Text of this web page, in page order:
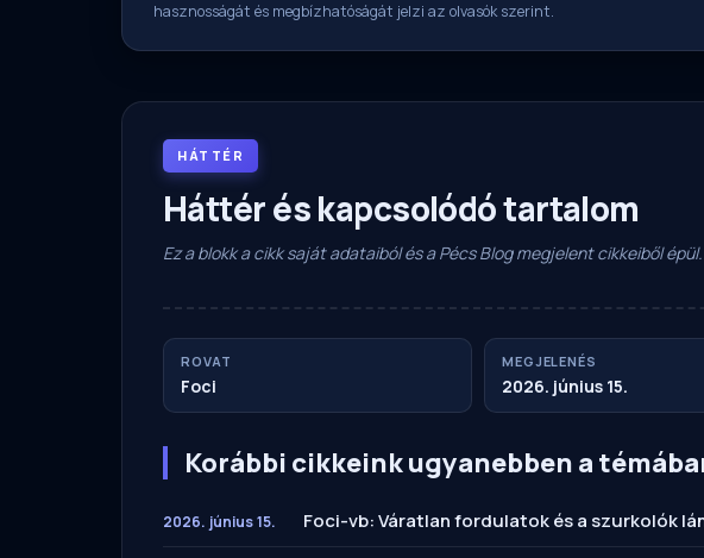
hasznosságát és megbízhatóságát jelzi az olvasók szerint.
HÁTTÉR
Háttér és kapcsolódó tartalom
Ez a blokk a cikk saját adataiból és a Pécs Blog megjelent cikkeiből
ROVAT
Foci
MEGJELENÉS
2026. június 15.
Korábbi cikkeink ugyanebben a
2026. június 15. Foci-vb: Váratlan fordulatok és a szurkolók